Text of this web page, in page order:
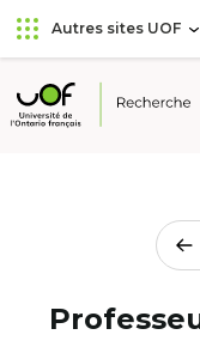
Aller
au
principal
Passer
au
Autres sites UOF
Université